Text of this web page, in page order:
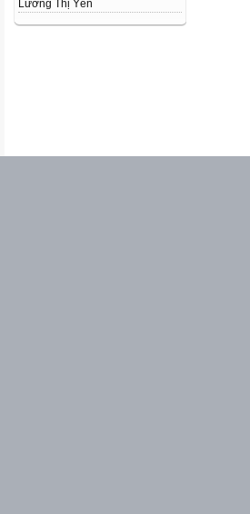
Lường Thị Yến